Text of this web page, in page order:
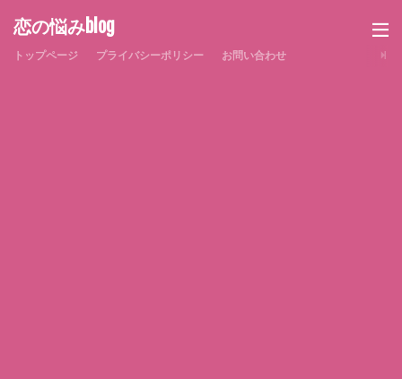
恋の悩みblog
トップページ プライバシーポリシー お問い合わせ